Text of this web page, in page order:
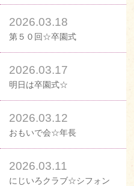
2026.03.18
第５０回☆卒園式
2026.03.17
明日は卒園式☆
2026.03.12
おもいで会☆年長
2026.03.11
にじいろクラブ☆シフォン